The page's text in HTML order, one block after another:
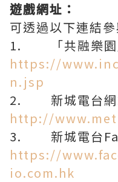
遊戲網址：
可透過以下連結參
1. 「共融樂園
https://
n.jsp
2. 新城電台網
http://
3. 新城電台
https://
io.com.hk